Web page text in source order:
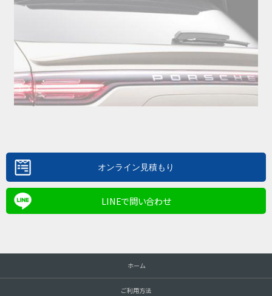
LINEで問い合わせ
ホーム
ご利用方法